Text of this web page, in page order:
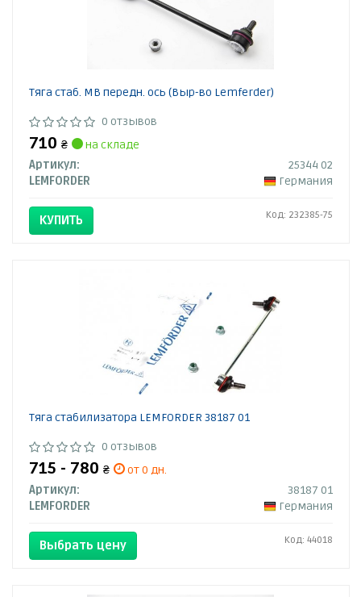
Тяга стаб. MB передн. ось (Выр-во Lemferder)
0 отзывов
710 ₴
на складе
Артикул:
25344 02
LEMFORDER
Германия
КУПИТЬ Код: 232385-75
Тяга стабилизатора LEMFORDER 38187 01
0 отзывов
715 - 780 ₴
от 0 дн.
Артикул:
38187 01
LEMFORDER
Германия
Выбрать цену Код: 44018